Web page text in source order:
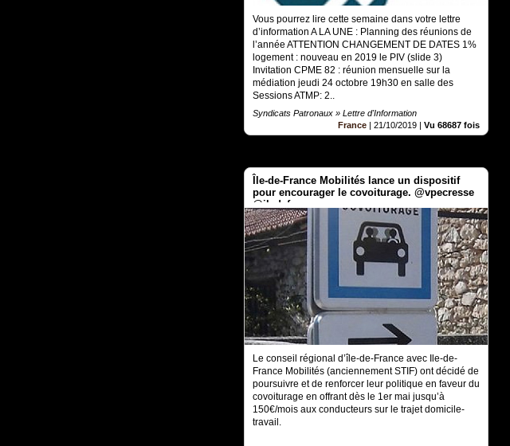
Vous pourrez lire cette semaine dans votre lettre
d’information A LA UNE : Planning des réunions de
l’année ATTENTION CHANGEMENT DE DATES 1%
logement : nouveau en 2019 le PIV (slide 3)
Invitation CPME 82 : réunion mensuelle sur la
médiation jeudi 24 octobre 19h30 en salle des
Sessions ATMP: 2..
Syndicats Patronaux » Lettre d'Information
France |21/10/2019 |Vu 68687 fois
Île-de-France Mobilités lance un dispositif
pour encourager le covoiturage. @vpecresse
@iledefrance
Le conseil régional d’île-de-France avec Ile-de-
France Mobilités (anciennement STIF) ont décidé de
poursuivre et de renforcer leur politique en faveur du
covoiturage en offrant dès le 1er mai jusqu’à
150€/mois aux conducteurs sur le trajet domicile-
travail.